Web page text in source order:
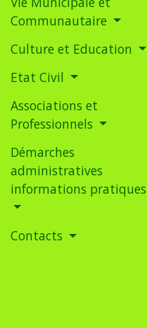
Communautaire
Culture et Education
Etat Civil
Associations et
Professionnels
Démarches
administratives
informations pratiques
Contacts